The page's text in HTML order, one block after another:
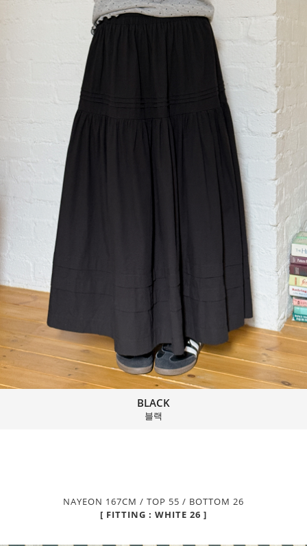
BLACK
블랙
NAYEON 167CM / TOP 55 / BOTTOM 26
[ FITTING : WHITE 26 ]